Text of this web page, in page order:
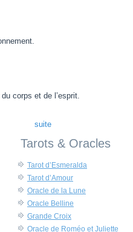
corps et de l’esprit.
suite
Tarots & Oracles
Tarot d’Esmeralda
Tarot d’Amour
Oracle de la Lune
Oracle Belline
Grande Croix
Oracle de Roméo et Juliette